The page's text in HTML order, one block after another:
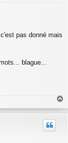
pas donné mais
blague...
a
u